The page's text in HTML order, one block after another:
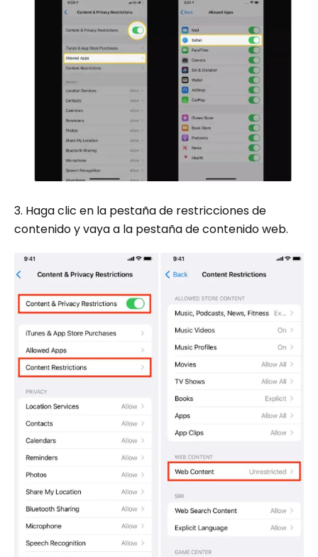
3. Haga clic en la pestaña de restricciones de
contenido y vaya a la pestaña de contenido web.